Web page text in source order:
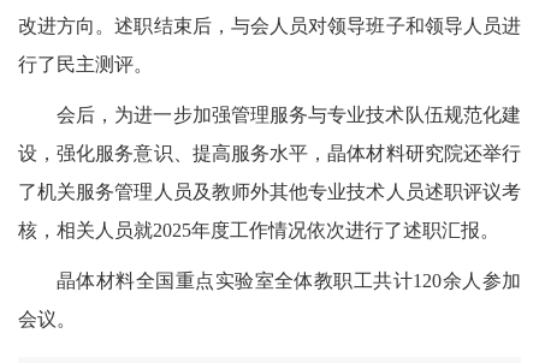
改进方向。述职结束后，与会人员对领导班子和领导人员进
行了民主测评。
会后，为进一步加强管理服务与专业技术队伍规范化建
设，强化服务意识、提高服务水平，晶体材料研究院还举行
了机关服务管理人员及教师外其他专业技术人员述职评议考
核，相关人员就2025年度工作情况依次进行了述职汇报。
晶体材料全国重点实验室全体教职工共计120余人参加
会议。